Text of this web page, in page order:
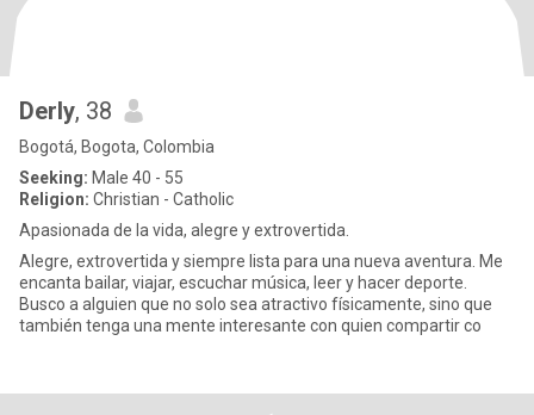
Derly, 38
Bogotá, Bogota, Colombia
Seeking: Male 40 - 55
Religion: Christian - Catholic
Apasionada de la vida, alegre y extrovertida.
Alegre, extrovertida y siempre lista para una nueva aventura. Me
encanta bailar, viajar, escuchar música, leer y hacer deporte.
Busco a alguien que no solo sea atractivo físicamente, sino que
también tenga una mente interesante con quien compartir co